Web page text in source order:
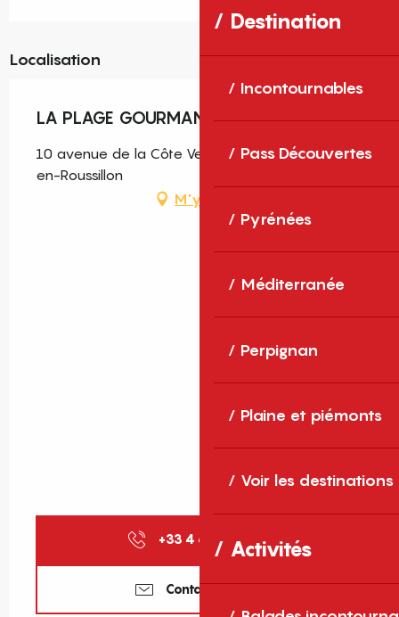
Destination
Incontournables
Pass Découvertes
Pyrénées
Méditerranée
Perpignan
Plaine et piémonts
Voir les destinations
Activités
au31 décembre
Localisation
LA PLAGE GOURMANDE
10 avenue de la Côte Vermeille, 66140 Canet-
en-Roussillon
M'y rendre
+33 4 68 28 59 ▒▒
Contactez-nous